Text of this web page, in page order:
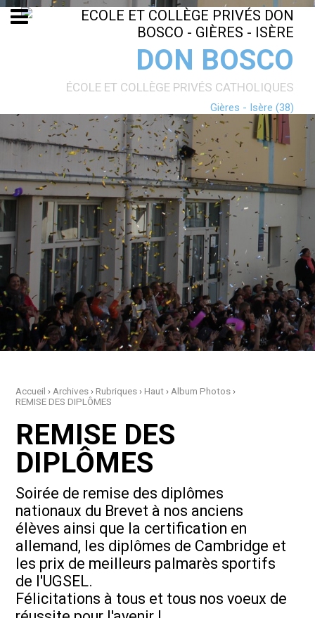
DON BOSCO
ÉCOLE ET COLLÈGE PRIVÉS CATHOLIQUES
Gières - Isère (38)
Accueil › Archives ›Rubriques ›Haut › Album Photos ›
REMISE DES DIPLÔMES
REMISE DES
DIPLÔMES
Soirée de remise des diplômes
nationaux du Brevet à nos anciens
élèves ainsi que la certification en
allemand, les diplômes de Cambridge et
les prix de meilleurs palmarès sportifs
de l'UGSEL.
Félicitations à tous et tous nos voeux de